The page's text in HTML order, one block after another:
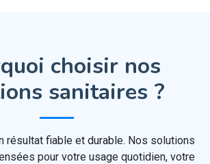
choisir nos
sanitaires ?
résultat fiable et durable. Nos solutions
pour votre usage quotidien, votre